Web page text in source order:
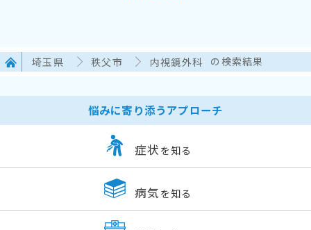
埼玉県 秩父市 内視鏡外科 の検索結果
悩みに寄り添うアプローチ
症状 を知る
病気 を知る